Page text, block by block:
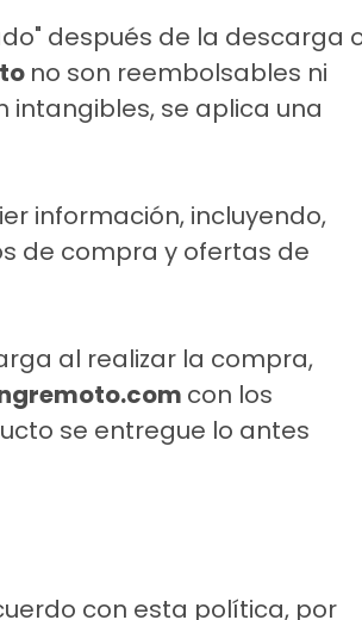
después de la descarga
no son reembolsables ni
intangibles, se aplica una
información, incluyendo,
de compra y ofertas de
al realizar la compra,
con los
se entregue lo antes
con esta política, por